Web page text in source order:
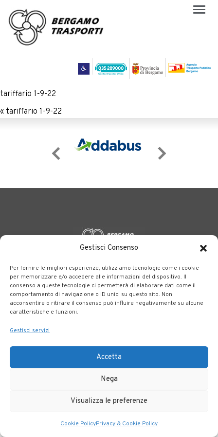
Gestisci Consenso
Per fornire le migliori esperienze, utilizziamo tecnologie come i cookie
per memorizzare e/o accedere alle informazioni del dispositivo. Il
consenso a queste tecnologie ci permetterà di elaborare dati come il
comportamento di navigazione o ID unici su questo sito. Non
acconsentire o ritirare il consenso può influire negativamente su alcune
caratteristiche e funzioni.
Gestisci servizi
Accetta
Nega
Visualizza le preferenze
Cookie PolicyPrivacy & Cookie Policy
tariffario 1-9-22
« tariffario 1-9-22
BERGAMO TRASPORTIportale delle tre società Consortili
dedite al trasporto pubblico locale su tutto il territorio
bergamasco.
Note legali | Accessibilità